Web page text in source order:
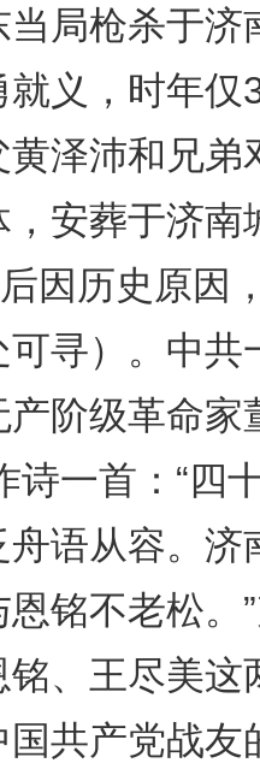
局枪杀于济
就义，时年仅
泽沛和兄弟
安葬于济南
因历史原因
寻）。中共
阶级革命家
诗一首：“四
语从容。济
铭不老松。
、王尽美这
共产党战友